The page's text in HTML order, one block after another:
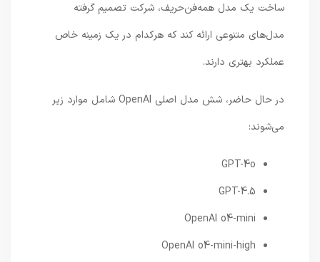
ساخت یک مدل همه‌فن‌حریف، شرکت تصمیم گرفته
مدل‌های متنوعی ارائه کند که هرکدام در یک زمینه خاص
عملکرد بهتری دارند.
در حال حاضر، شش مدل اصلی OpenAI شامل موارد زیر
می‌شوند:
GPT-4o
GPT-4.5
OpenAI o4-mini
OpenAI o4-mini-high